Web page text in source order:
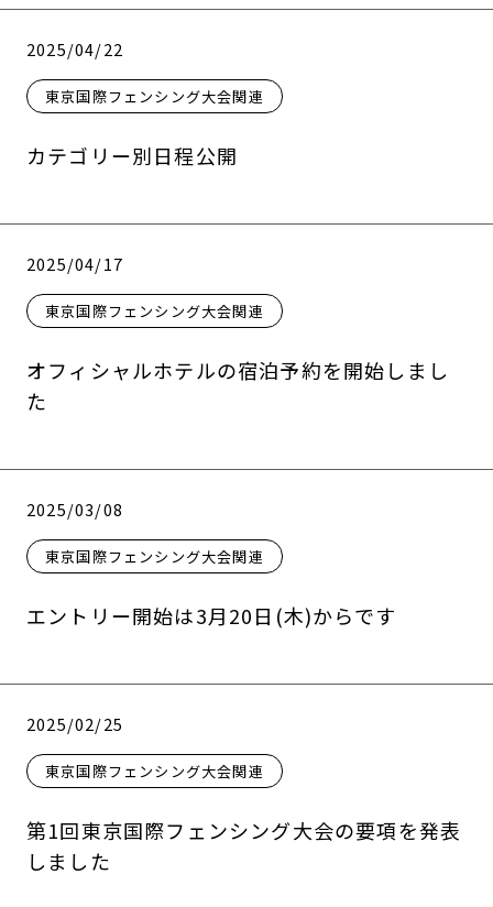
2025/04/22
東京国際フェンシング大会関連
カテゴリー別日程公開
2025/04/17
東京国際フェンシング大会関連
オフィシャルホテルの宿泊予約を開始しまし
た
2025/03/08
東京国際フェンシング大会関連
エントリー開始は3月20日(木)からです
2025/02/25
東京国際フェンシング大会関連
第1回東京国際フェンシング大会の要項を発表
しました